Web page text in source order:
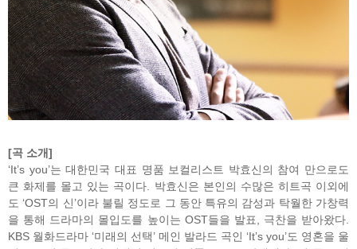
[곡 소개]
‘It’s you’는 대한민국 대표 명품 보컬리스트 박효신의 참여 만으로도
큰 화제를 몰고 있는 곡이다. 박효신은 본인의 수많은 히트곡 이외에
도 ‘OST의 신’이라 불릴 정도로 그 동안 특유의 감성과 탁월한 가창력
을 통해 드라마의 몰입도를 높이는 OST들을 발표, 극찬을 받아왔다.
KBS 월화드라마 ‘미래의 선택’ 메인 발라드 곡인 ‘It’s you’도 영혼을 울